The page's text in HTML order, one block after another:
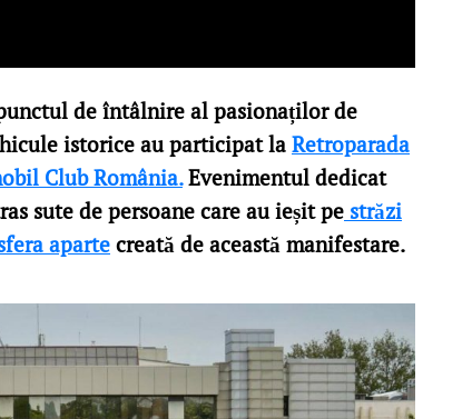
de întâlnire al pasionaților de
istorice au participat laRetroparada
Club România.Evenimentul dedicat
sute de persoane care au ieșit pe străzi
apartecreată de această manifestare.